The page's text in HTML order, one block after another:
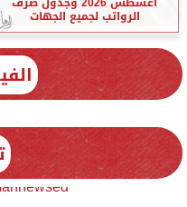
الرواتب لجميع الجهات